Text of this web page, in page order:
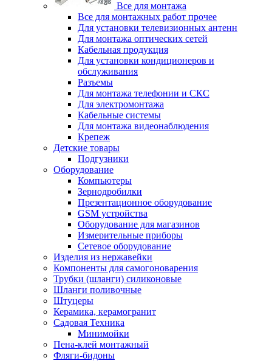
Все для монтажа
Все для монтажных работ прочее
Для установки телевизионных антенн
Для монтажа оптических сетей
Кабельная продукция
Для установки кондиционеров и
обслуживания
Разъемы
Для монтажа телефонии и СКС
Для электромонтажа
Кабельные системы
Для монтажа видеонаблюдения
Крепеж
Детские товары
Подгузники
Оборудование
Компьютеры
Зернодробилки
Презентационное оборудование
GSM устройства
Оборудование для магазинов
Измерительные приборы
Сетевое оборудование
Изделия из нержавейки
Компоненты для самогоноварения
Трубки (шланги) силиконовые
Шланги поливочные
Штуцеры
Керамика, керамогранит
Садовая Техника
Минимойки
Пена-клей монтажный
Фляги-бидоны